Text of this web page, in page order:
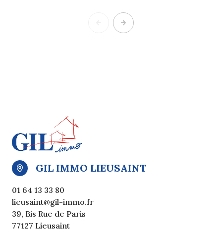
GIL IMMO LIEUSAINT
01 64 13 33 80
lieusaint@gil-immo.fr
39, Bis Rue de Paris
77127 Lieusaint